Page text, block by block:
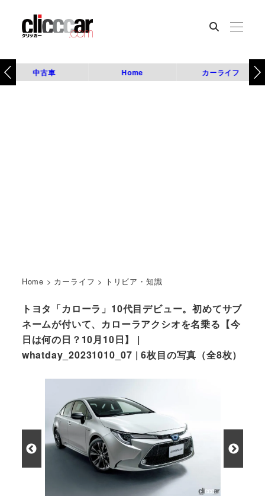
中古車 Home カーライフ
Home > カーライフ > トリビア・知識
トヨタ「カローラ」10代目デビュー。初めてサブ
ネームが付いて、カローラアクシオを名乗る【今
日は何の日？10月10日】 |
whatday_20231010_07 | 6枚目の写真（全8枚）